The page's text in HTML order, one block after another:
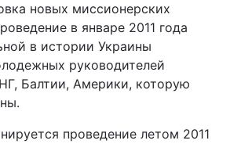
новых миссионерских
в январе 2011 года
в истории Украины
руководителей
Балтии, Америки, которую
проведение летом 2011